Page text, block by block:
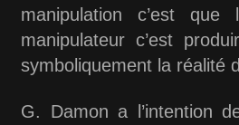
manipulation c’est
manipulateur c’est
symboliquement la réalité
G. Damon a l’intention